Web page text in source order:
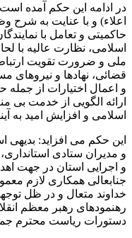
در ادامه این حکم آمده
اعلاء) و با عنایت به شرح
حاکمیتی و تعامل با
اسلامی، نظارت عالیه با
ملی و ضرورت تقویت
قضائی، نهادها و نیروهای
و اعمال اختیارات از
ارائه الگویی از خدمت بی
اسلامی و افزایش امید به
این حکم می افزاید: بدیهی
و مدیران ستادی
و اجرایی استان در جهت
جنابعالی همکاری لازم
خداوند متعال و در ظل
رهنمودهای رهبر معظم
دستورات ریاست محترم